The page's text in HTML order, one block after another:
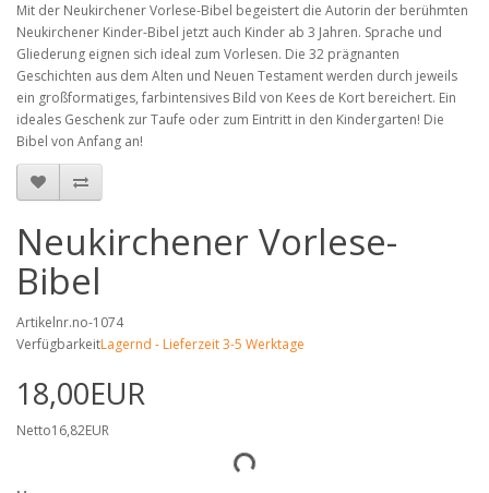
Mit der Neukirchener Vorlese-Bibel begeistert die Autorin der berühmten
Neukirchener Kinder-Bibel jetzt auch Kinder ab 3 Jahren. Sprache und
Gliederung eignen sich ideal zum Vorlesen. Die 32 prägnanten
Geschichten aus dem Alten und Neuen Testament werden durch jeweils
ein großformatiges, farbintensives Bild von Kees de Kort bereichert. Ein
ideales Geschenk zur Taufe oder zum Eintritt in den Kindergarten! Die
Bibel von Anfang an!
Neukirchener Vorlese-
Bibel
Artikelnr.no-1074
VerfügbarkeitLagernd - Lieferzeit 3-5 Werktage
18,00EUR
Netto16,82EUR